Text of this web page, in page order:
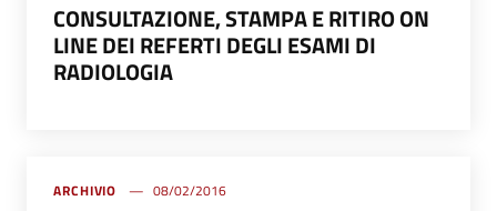
CONSULTAZIONE, STAMPA E RITIRO ON
LINE DEI REFERTI DEGLI ESAMI DI
RADIOLOGIA
ARCHIVIO 08/02/2016